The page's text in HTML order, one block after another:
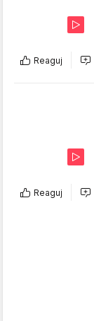
Reaguj
Reaguj